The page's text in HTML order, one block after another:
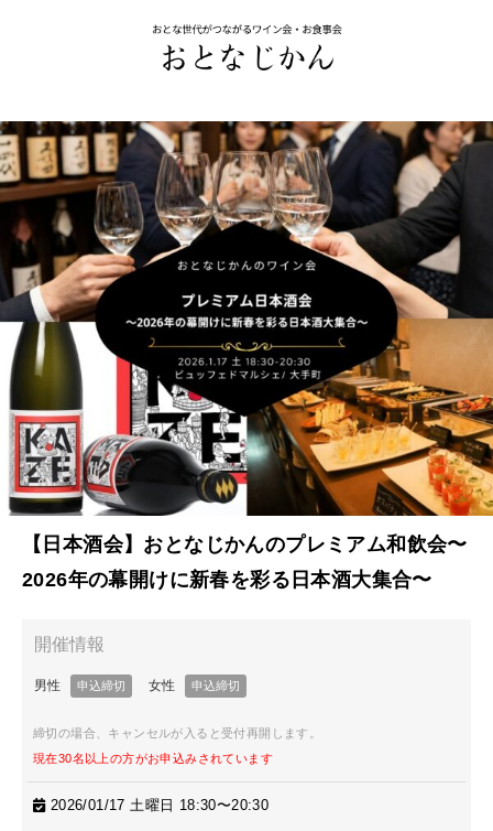
【日本酒会】おとなじかんのプレミアム和飲会〜
2026年の幕開けに新春を彩る日本酒大集合〜
締切の場合、キャンセルが入ると受付再開します。
現在30名以上の方がお申込みされています
2026/01/17 土曜日 18:30〜20:30